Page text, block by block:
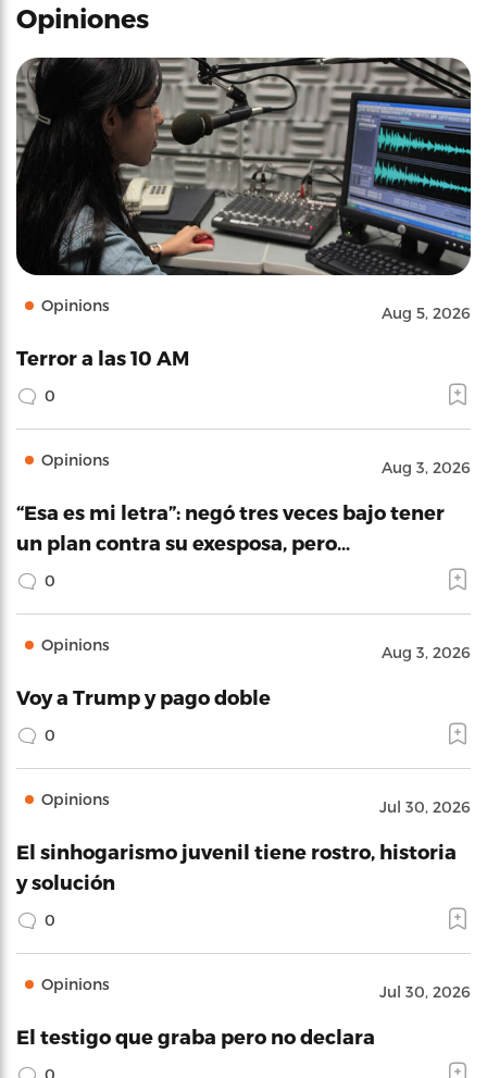
Opiniones
Opinions Aug 5, 2026
Terror a las 10 AM
0
Opinions Aug 3, 2026
“Esa es mi letra”: negó tres veces bajo tener
un plan contra su exesposa, pero…
0
Opinions Aug 3, 2026
Voy a Trump y pago doble
0
Opinions Jul 30, 2026
El sinhogarismo juvenil tiene rostro, historia
y solución
0
Opinions Jul 30, 2026
El testigo que graba pero no declara